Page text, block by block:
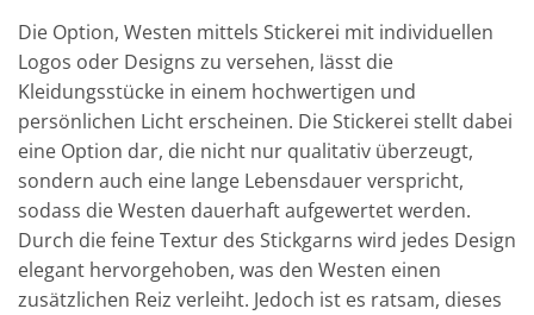
Die Option, Westen mittels Stickerei mit individuellen
Logos oder Designs zu versehen, lässt die
Kleidungsstücke in einem hochwertigen und
persönlichen Licht erscheinen. Die Stickerei stellt dabei
eine Option dar, die nicht nur qualitativ überzeugt,
sondern auch eine lange Lebensdauer verspricht,
sodass die Westen dauerhaft aufgewertet werden.
Durch die feine Textur des Stickgarns wird jedes Design
elegant hervorgehoben, was den Westen einen
zusätzlichen Reiz verleiht. Jedoch ist es ratsam, dieses